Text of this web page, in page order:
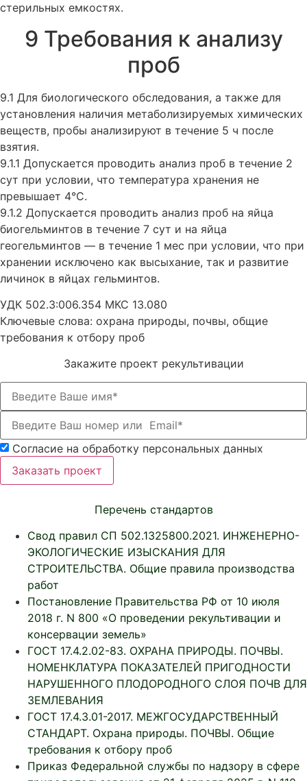
стерильных емкостях.
9 Требования к анализу
проб
9.1 Для биологического обследования, а также для
установления наличия метаболизируемых химических
веществ, пробы анализируют в течение 5 ч после
взятия.
9.1.1 Допускается проводить анализ проб в течение 2
сут при условии, что температура хранения не
превышает 4°С.
9.1.2 Допускается проводить анализ проб на яйца
биогельминтов в течение 7 сут и на яйца
геогельминтов — в течение 1 мес при условии, что при
хранении исключено как высыхание, так и развитие
личинок в яйцах гельминтов.
УДК 502.3:006.354 МКС 13.080
Ключевые слова: охрана природы, почвы, общие
требования к отбору проб
Закажите проект рекультивации
Согласие на обработку персональных данных
Заказать проект
Перечень стандартов
Свод правил СП 502.1325800.2021. ИНЖЕНЕРНО-
ЭКОЛОГИЧЕСКИЕ ИЗЫСКАНИЯ ДЛЯ
СТРОИТЕЛЬСТВА. Общие правила производства
работ
Постановление Правительства РФ от 10 июля
2018 г. N 800 «О проведении рекультивации и
консервации земель»
ГОСТ 17.4.2.02-83. ОХРАНА ПРИРОДЫ. ПОЧВЫ.
НОМЕНКЛАТУРА ПОКАЗАТЕЛЕЙ ПРИГОДНОСТИ
НАРУШЕННОГО ПЛОДОРОДНОГО СЛОЯ ПОЧВ ДЛЯ
ЗЕМЛЕВАНИЯ
ГОСТ 17.4.3.01-2017. МЕЖГОСУДАРСТВЕННЫЙ
СТАНДАРТ. Охрана природы. ПОЧВЫ. Общие
требования к отбору проб
Приказ Федеральной службы по надзору в сфере